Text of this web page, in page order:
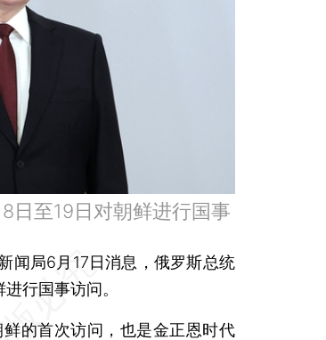
日至19日对朝鲜进行国事
闻局6月17日消息，俄罗斯总统
行国事访问。
首次访问，也是金正恩时代